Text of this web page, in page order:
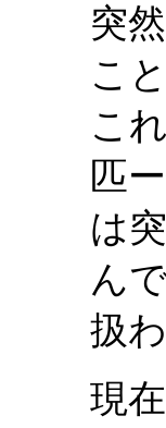
突
こ
こ
匹
は
ん
扱
現